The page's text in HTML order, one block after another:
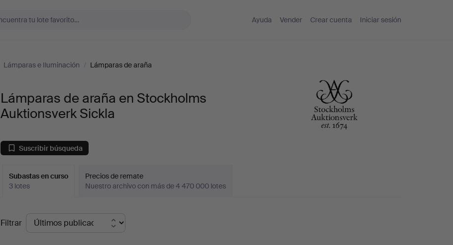
Ayuda Vender Crear cuenta Iniciar sesión
Lámparas e Iluminación / Lámparas de araña
Lámparas de araña en Stockholms
Auktionsverk Sickla
Suscribir búsqueda
Subastas en curso
3 lotes
Precios de remate
Nuestro archivo con más de 4 470 000 lotes
Subastas
en
Filtrar